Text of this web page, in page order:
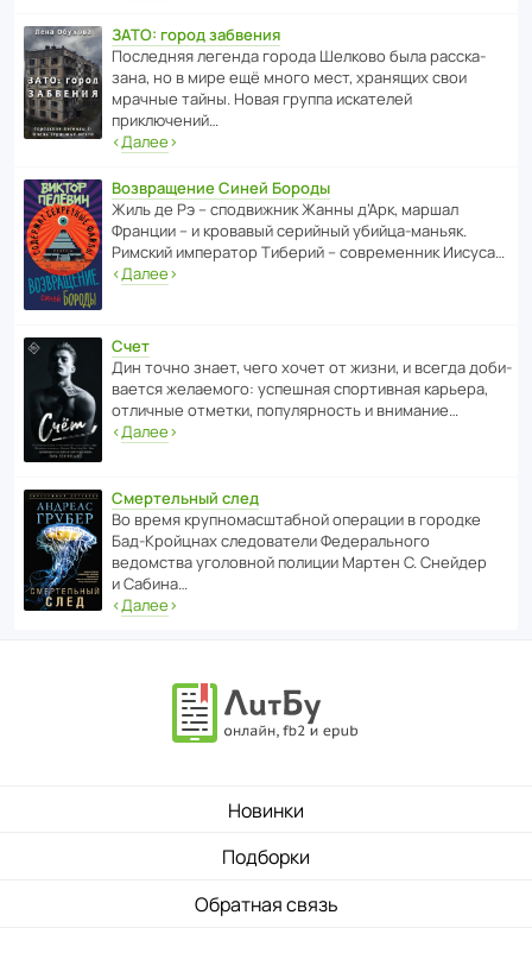
ЗАТО: город забвения
После­дняя легенда города Шелково была расска­
зана, но в мире ещё много мест, хранящих свои
мрачные тайны. Новая группа иска­телей
приключений…
‹Далее›
Возвращение Синей Бороды
Жиль де Рэ – спод­ви­жник Жанны д’Арк, маршал
Франции – и кровавый серийный убийца-маньяк.
Римский импе­ратор Тиберий – совре­менник Иисуса…
‹Далее›
Счет
Дин точно знает, чего хочет от жизни, и всегда доби­
ва­ется жела­е­мого: успе­шная спор­ти­вная карьера,
отли­чные отметки, попу­ля­р­ность и внимание…
‹Далее›
Смертельный след
Во время круп­но­мас­ш­та­бной операции в городке
Бад‑Крой­цнах следо­ва­тели Феде­раль­ного
ведомства уголо­вной полиции Мартен С. Снейдер
и Сабина…
‹Далее›
Новинки
Подборки
Обратная связь